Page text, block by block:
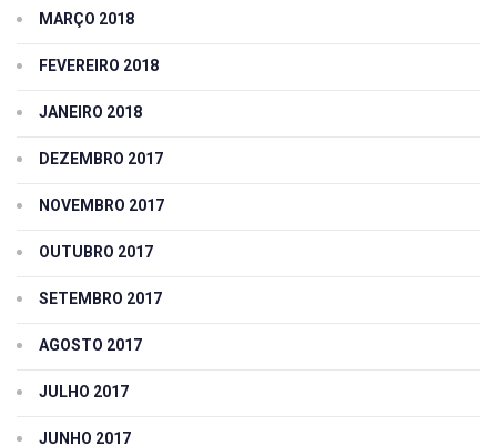
MARÇO 2018
FEVEREIRO 2018
JANEIRO 2018
DEZEMBRO 2017
NOVEMBRO 2017
OUTUBRO 2017
SETEMBRO 2017
AGOSTO 2017
JULHO 2017
JUNHO 2017